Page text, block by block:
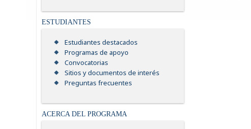
ESTUDIANTES
Estudiantes destacados
Programas de apoyo
Convocatorias
Sitios y documentos de interés
Preguntas frecuentes
ACERCA DEL PROGRAMA